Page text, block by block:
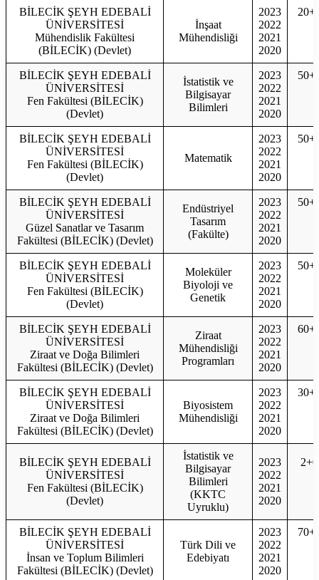
BİLECİK ŞEYH EDEBALİ
ÜNİVERSİTESİ
Mühendislik Fakültesi
(BİLECİK) (Devlet)
İnşaat
Mühendisliği
2023
2022
2021
2020
BİLECİK ŞEYH EDEBALİ
ÜNİVERSİTESİ
Fen Fakültesi (BİLECİK)
(Devlet)
İstatistik ve
Bilgisayar
Bilimleri
2023
2022
2021
2020
BİLECİK ŞEYH EDEBALİ
ÜNİVERSİTESİ
Fen Fakültesi (BİLECİK)
(Devlet)
Matematik
2023
2022
2021
2020
BİLECİK ŞEYH EDEBALİ
ÜNİVERSİTESİ
Güzel Sanatlar ve Tasarım
Fakültesi (BİLECİK) (Devlet)
Endüstriyel
Tasarım
(Fakülte)
2023
2022
2021
2020
BİLECİK ŞEYH EDEBALİ
ÜNİVERSİTESİ
Fen Fakültesi (BİLECİK)
(Devlet)
Moleküler
Biyoloji ve
Genetik
2023
2022
2021
2020
BİLECİK ŞEYH EDEBALİ
ÜNİVERSİTESİ
Ziraat ve Doğa Bilimleri
Fakültesi (BİLECİK) (Devlet)
Ziraat
Mühendisliği
Programları
2023
2022
2021
2020
BİLECİK ŞEYH EDEBALİ
ÜNİVERSİTESİ
Ziraat ve Doğa Bilimleri
Fakültesi (BİLECİK) (Devlet)
Biyosistem
Mühendisliği
2023
2022
2021
2020
BİLECİK ŞEYH EDEBALİ
ÜNİVERSİTESİ
Fen Fakültesi (BİLECİK)
(Devlet)
İstatistik ve
Bilgisayar
Bilimleri
(KKTC
Uyruklu)
2023
2022
2021
2020
BİLECİK ŞEYH EDEBALİ
ÜNİVERSİTESİ
İnsan ve Toplum Bilimleri
Fakültesi (BİLECİK) (Devlet)
Türk Dili ve
Edebiyatı
2023
2022
2021
2020